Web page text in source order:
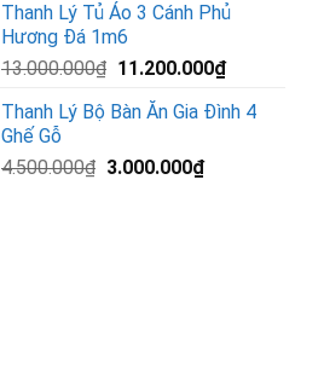
là:
13.500.000₫.
tại
12.000.000₫.
Thanh Lý Tủ Áo 3 Cánh Phủ
Hương Đá 1m6
13.000.000₫ Giá
là:
11.200.000₫Giá
tại
Thanh Lý Bộ Bàn Ăn Gia Đình 4
Ghế Gỗ
4.500.000₫ Giá
3.000.000₫Giá